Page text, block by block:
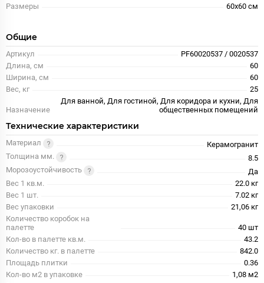
Размеры
60x60 см
Общие
Артикул
PF60020537 / 0020537
Длина, см
60
Ширина, см
60
Вес, кг
25
Назначение
Для ванной, Для гостиной, Для коридора и кухни, Для
общественных помещений
Технические характеристики
Материал
Керамогранит
Толщина мм.
8.5
Морозоустойчивость
Да
Вес 1 кв.м.
22.0 кг
Вес 1 шт.
7.02 кг
Вес упаковки
21,06 кг
Количество коробок на
палетте
40 шт
Кол-во в палетте кв.м.
43.2
Количество кг. в палетте
842.0
Площадь плитки
0.36
Кол-во м2 в упаковке
1,08 м2